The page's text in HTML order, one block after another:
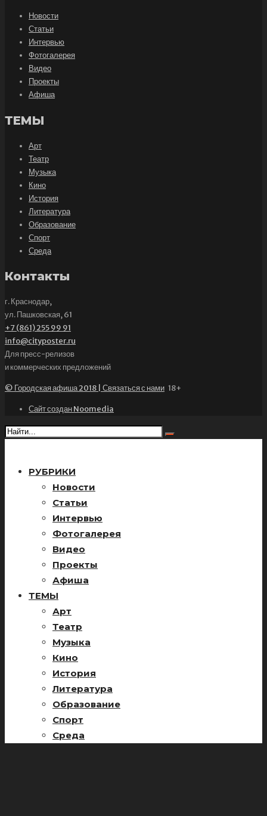
Новости
Статьи
Интервью
Фотогалерея
Видео
Проекты
Афиша
ТЕМЫ
Арт
Театр
Музыка
Кино
История
Литература
Образование
Спорт
Среда
Контакты
г. Краснодар,
ул. Пашковская, 61
+7 (861) 255 99 91
info@cityposter.ru
Для пресс-релизов
и коммерческих предложений
© Городская афиша 2018 | Связаться с нами 18+
Сайт создан Noomedia
РУБРИКИ
Новости
Статьи
Интервью
Фотогалерея
Видео
Проекты
Афиша
ТЕМЫ
Арт
Театр
Музыка
Кино
История
Литература
Образование
Спорт
Среда